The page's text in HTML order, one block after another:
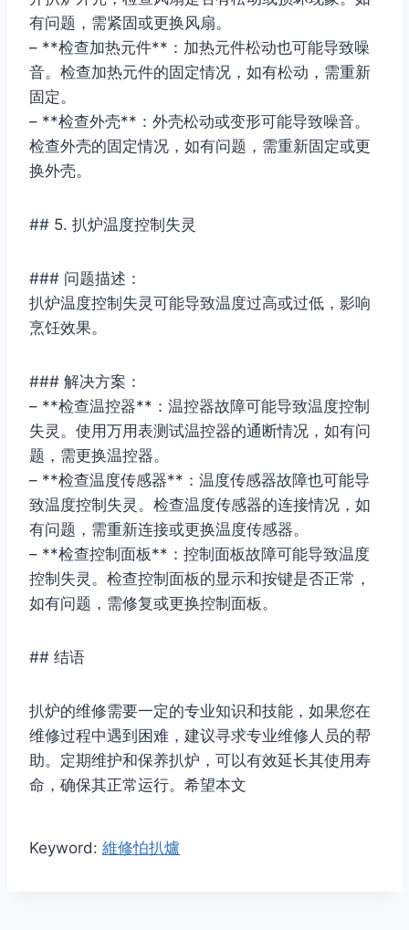
有问题，需紧固或更换风扇。
– **检查加热元件**：加热元件松动也可能导致噪
音。检查加热元件的固定情况，如有松动，需重新
固定。
– **检查外壳**：外壳松动或变形可能导致噪音。
检查外壳的固定情况，如有问题，需重新固定或更
换外壳。
## 5. 扒炉温度控制失灵
### 问题描述：
扒炉温度控制失灵可能导致温度过高或过低，影响
烹饪效果。
### 解决方案：
– **检查温控器**：温控器故障可能导致温度控制
失灵。使用万用表测试温控器的通断情况，如有问
题，需更换温控器。
– **检查温度传感器**：温度传感器故障也可能导
致温度控制失灵。检查温度传感器的连接情况，如
有问题，需重新连接或更换温度传感器。
– **检查控制面板**：控制面板故障可能导致温度
控制失灵。检查控制面板的显示和按键是否正常，
如有问题，需修复或更换控制面板。
## 结语
扒炉的维修需要一定的专业知识和技能，如果您在
维修过程中遇到困难，建议寻求专业维修人员的帮
助。定期维护和保养扒炉，可以有效延长其使用寿
命，确保其正常运行。希望本文
Keyword: 維修怕扒爐